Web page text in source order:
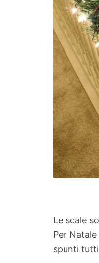
Le scale
Per
spunti